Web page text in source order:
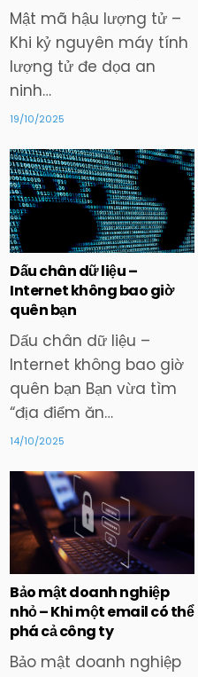
Mật mã hậu lượng tử –
Khi kỷ nguyên máy tính
lượng tử đe dọa an
ninh…
19/10/2025
Posted
Dấu chân dữ liệu –
Internet không bao giờ
quên bạn
Dấu chân dữ liệu –
Internet không bao giờ
quên bạn Bạn vừa tìm
“địa điểm ăn…
14/10/2025
Posted
in
Bảo mật doanh nghiệp
nhỏ – Khi một email có thể
phá cả công ty
Bảo mật doanh nghiệp